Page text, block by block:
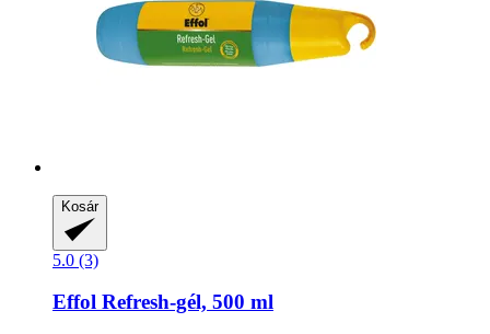
Kosár
5.0 (3)
Effol Refresh-​gél, 500 ml